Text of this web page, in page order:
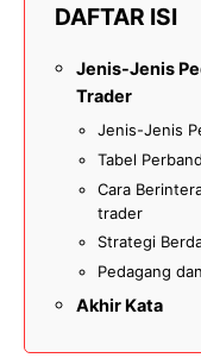
DAFTAR ISI
Jenis-Jenis
Trader
Jenis-Jenis
Tabel
Cara
trader
Strategi
Pedagang
Akhir Kata